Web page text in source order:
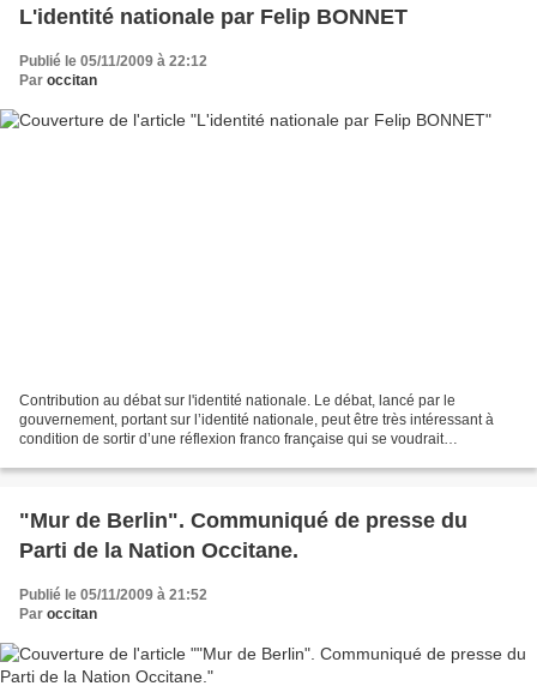
L'identité nationale par Felip BONNET
Publié le 05/11/2009 à 22:12
Par occitan
Contribution au débat sur l'identité nationale. Le débat, lancé par le
gouvernement, portant sur l’identité nationale, peut être très intéressant à
condition de sortir d’une réflexion franco française qui se voudrait
"Mur de Berlin". Communiqué de presse du
Parti de la Nation Occitane.
Publié le 05/11/2009 à 21:52
Par occitan